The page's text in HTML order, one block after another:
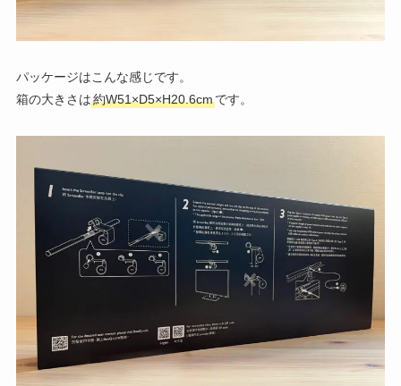
パッケージはこんな感じです。
箱の大きさは約W51×D5×H20.6cmです。